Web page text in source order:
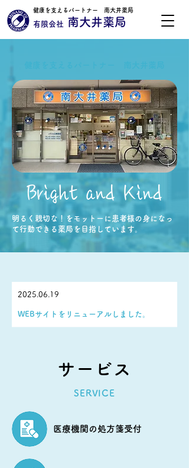
有限会社 南大井薬局
健康を支えるパートナー 南大井薬局
Bright and Kind
明るく親切な！をモットーに患者様の身になっ
て行動できる薬局を目指しています。
2025.06.19
WEBサイトをリニューアルしました。
サービス
SERVICE
医療機関の処方箋受付